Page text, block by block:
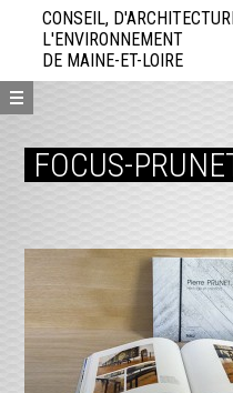
directement
contenu
CONSEIL,
L'ENVIRONNEMENT
DE MAINE-ET-LOIRE
FOCUS-